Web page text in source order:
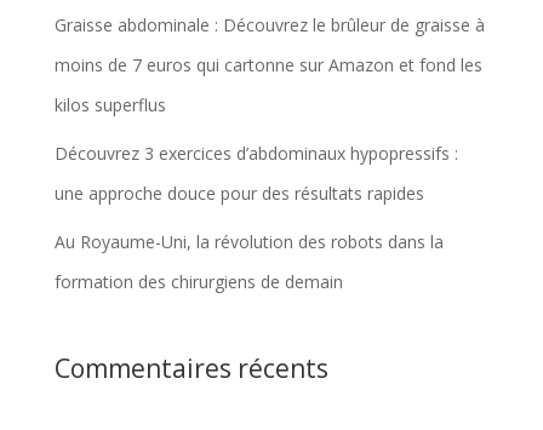
Graisse abdominale : Découvrez le brûleur de graisse à
moins de 7 euros qui cartonne sur Amazon et fond les
kilos superflus
Découvrez 3 exercices d’abdominaux hypopressifs :
une approche douce pour des résultats rapides
Au Royaume-Uni, la révolution des robots dans la
formation des chirurgiens de demain
Commentaires récents